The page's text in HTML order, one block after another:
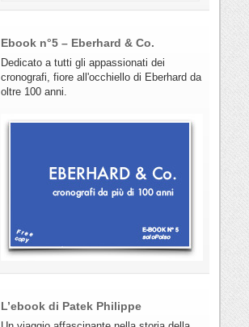
Ebook n°5 – Eberhard & Co.
Dedicato a tutti gli appassionati dei
cronografi, fiore all'occhiello di Eberhard da
oltre 100 anni.
L’ebook di Patek Philippe